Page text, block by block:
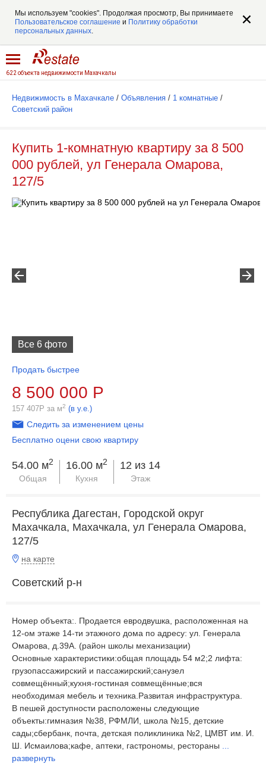
Мы используем "cookies". Продолжая просмотр, Вы принимаете
Пользовательское соглашение и Политику обработки
персональных данных.
622 объекта недвижимости Махачкалы
Недвижимость в Махачкале / Объявления / 1 комнатные /
Советский район
Купить 1-комнатную квартиру за 8 500
000 рублей, ул Генерала Омарова,
127/5
Все 6 фото
Продать быстрее
8 500 000 Р
157 407Р за м2 (в у.е.)
Следить за изменением цены
Бесплатно оцени свою квартиру
54.00 м2
Общая
16.00 м2
Кухня
12 из 14
Этаж
Республика Дагестан, Городской округ
Махачкала, Махачкала, ул Генерала Омарова,
127/5
на карте
Советский р-н
Номер объекта:. Продается евродвушка, расположенная на
12-ом этаже 14-ти этажного дома по адресу: ул. Генерала
Омарова, д.39А. (район школы механизации)
Основные характеристики:общая площадь 54 м2;2 лифта:
грузопассажирский и пассажирский;санузел
совмещённый;кухня-гостиная совмещённые;вся
необходимая мебель и техника.Развитая инфраструктура.
В пешей доступности расположены следующие
объекты:гимназия №38, РФМЛИ, школа №15, детские
сады;сбербанк, почта, детская поликлиника №2, ЦМВТ им. И.
Ш. Исмаилова;кафе, аптеки, гастрономы, рестораны
развернуть